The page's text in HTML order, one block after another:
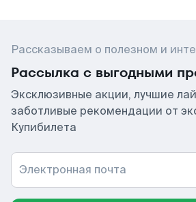
Рассказываем о полезном и
Рассылка с выгодными
Эксклюзивные акции, лучшие
заботливые рекомендации от
Купибилета
Электронная почта